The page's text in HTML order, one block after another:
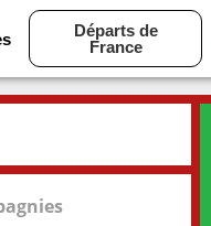
Départs de
France